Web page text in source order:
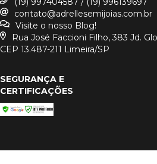
contato@adrellesemijoias.com.br
Visite o nosso Blog!
Rua José Faccioni Filho, 383 Jd.
CEP 13.487-211 Limeira/SP
SEGURANÇA E
CERTIFICAÇÕES